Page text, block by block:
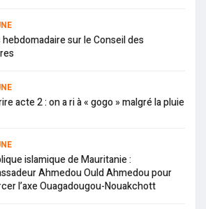
sur le Conseil des
acte 2 : on a ri à « gogo » malgré la pluie
islamique de Mauritanie :
Ahmedou Ould Ahmedou pour
l’axe Ouagadougou-Nouakchott